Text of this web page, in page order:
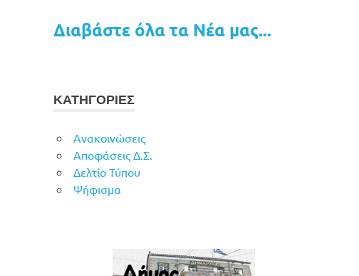
Διαβάστε όλα τα Νέα μας...
ΚΑΤΗΓΟΡΙΕΣ
Ανακοινώσεις
Αποφάσεις Δ.Σ.
Δελτίο Τύπου
Ψήφισμα